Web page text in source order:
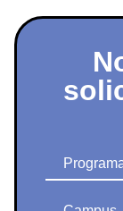
Programa
Campus